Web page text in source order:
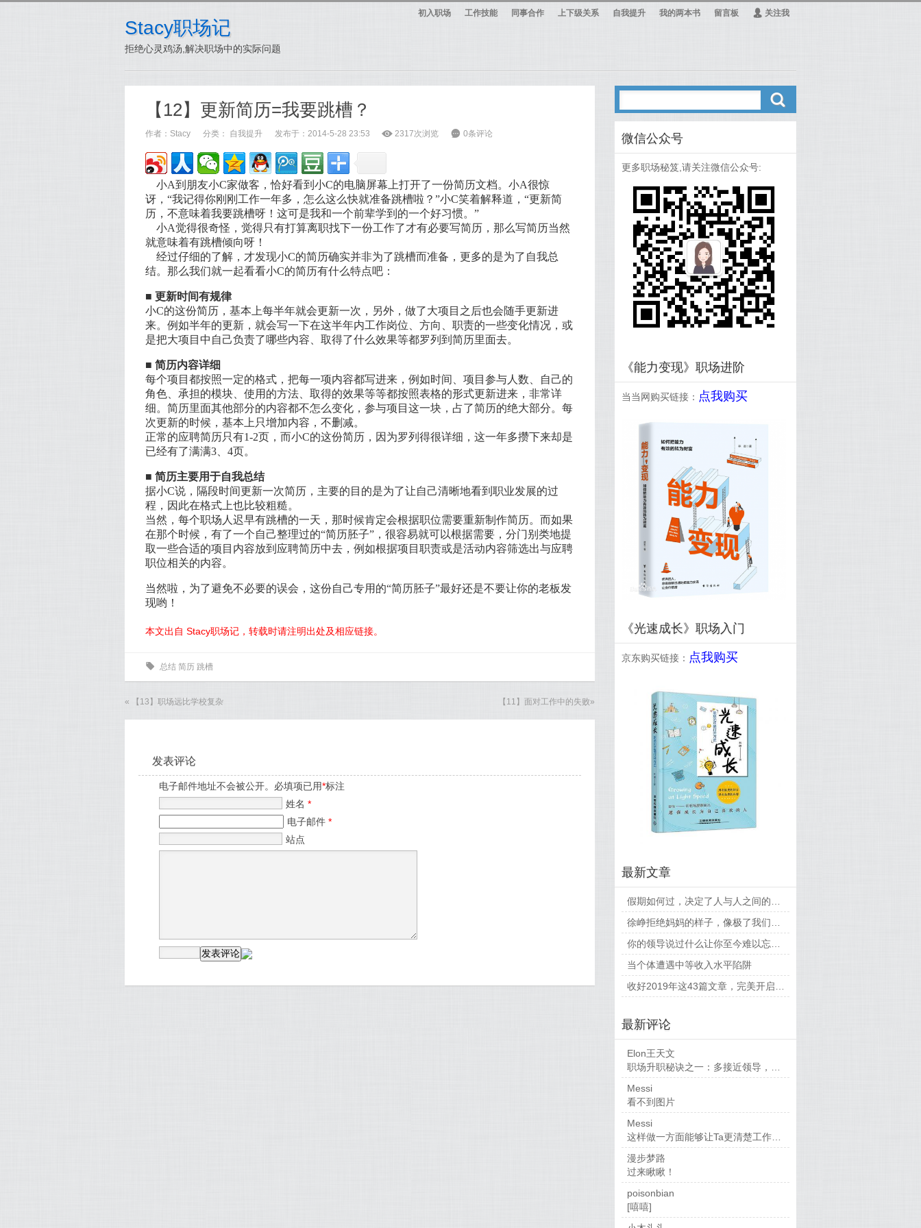
Stacy职场记
拒绝心灵鸡汤,解决职场中的实际问题
初入职场 工作技能 同事合作 上下级关系 自我提升 我的两本书 留言板 Ą 关注我
【12】更新简历=我要跳槽？
作者： Stacy 分类： 自我提升 发布于：2014-5-28 23:53 ė 2317次浏览 6 0条评论
小A到朋友小C家做客，恰好看到小C的电脑屏幕上打开了一份简历文档。小A很惊
讶，“我记得你刚刚工作一年多，怎么这么快就准备跳槽啦？”小C笑着解释道，“更新简
历， 不意味着我要跳槽呀 ！这可是我和一个前辈学到的一个好习惯。”
小A觉得很奇怪，觉得只有打算离职找下一份工作了才有必要写简历，那么写简历当然
就意味着有跳槽倾向呀！
经过仔细的了解，才发现小C的简历确实并非为了跳槽而准备，更多的是为了自我总
结。那么我们就一起看看小C的简历有什么特点吧：
■ 更新时间有规律
小C的这份简历，基本上每半年就会更新一次，另外，做了大项目之后也会随手更新进
来。例如半年的更新，就会写一下在这半年内工作岗位、方向、职责的一些变化情况，或
是把大项目中自己负责了哪些内容、取得了什么效果等都罗列到简历里面去。
■ 简历内容详细
每个项目都按照一定的格式，把每一项内容都写进来，例如时间、项目参与人数、自己的
角色、承担的模块、使用的方法、取得的效果等等都按照表格的形式更新进来，非常详
细。简历里面其他部分的内容都不怎么变化，参与项目这一块，占了简历的绝大部分。每
次更新的时候，基本上只增加内容，不删减。
正常的应聘简历只有1-2页，而小C的这份简历，因为罗列得很详细，这一年多攒下来却是
已经有了满满3、4页。
■ 简历主要用于自我总结
据小C说，隔段时间更新一次简历，主要的目的是为了让自己清晰地看到职业发展的过
程，因此在格式上也比较粗糙。
当然，每个职场人迟早有跳槽的一天，那时候肯定会根据职位需要重新制作简历。而如果
在那个时候，有了一个自己整理过的“简历胚子”，很容易就可以根据需要，分门别类地提
取一些合适的项目内容放到应聘简历中去，例如根据项目职责或是活动内容筛选出与应聘
职位相关的内容。
当然啦，为了避免不必要的误会，这份自己专用的“简历胚子”最好还是不要让你的老板发
现哟！
本文出自 Stacy职场记，转载时请注明出处及相应链接。
0 总结 简历 跳槽
« 【13】职场远比学校复杂 【11】面对工作中的失败»
发表评论
电子邮件地址不会被公开。必填项已用*标注
姓名 *
电子邮件 *
站点
ő
微信公众号
更多职场秘笈,请关注微信公众号:
《能力变现》职场进阶
当当网购买链接： 点我购买
《光速成长》职场入门
京东购买链接： 点我购买
最新文章
当个体遭遇中等收入水平陷阱
最新评论
Elon王天文
职场升职秘诀之一：多接近领导，当然，多做...
Messi
看不到图片
Messi
这样做一方面能够让Ta更清楚工作要求，也...
漫步梦路
过来瞅瞅！
poisonbian
[嘻嘻]